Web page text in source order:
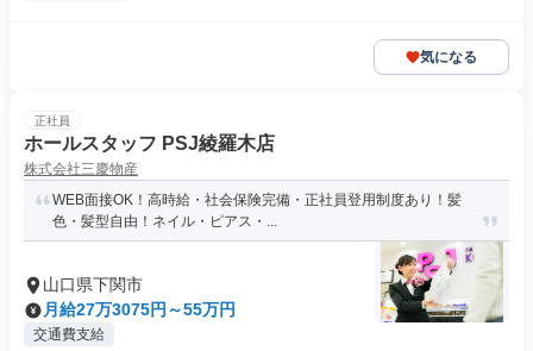
気になる
正社員
ホールスタッフ PSJ綾羅木店
株式会社三慶物産
WEB面接OK！高時給・社会保険完備・正社員登用制度あり！髪
色・髪型自由！ネイル・ピアス・...
山口県下関市
月給27万3075円～55万円
交通費支給